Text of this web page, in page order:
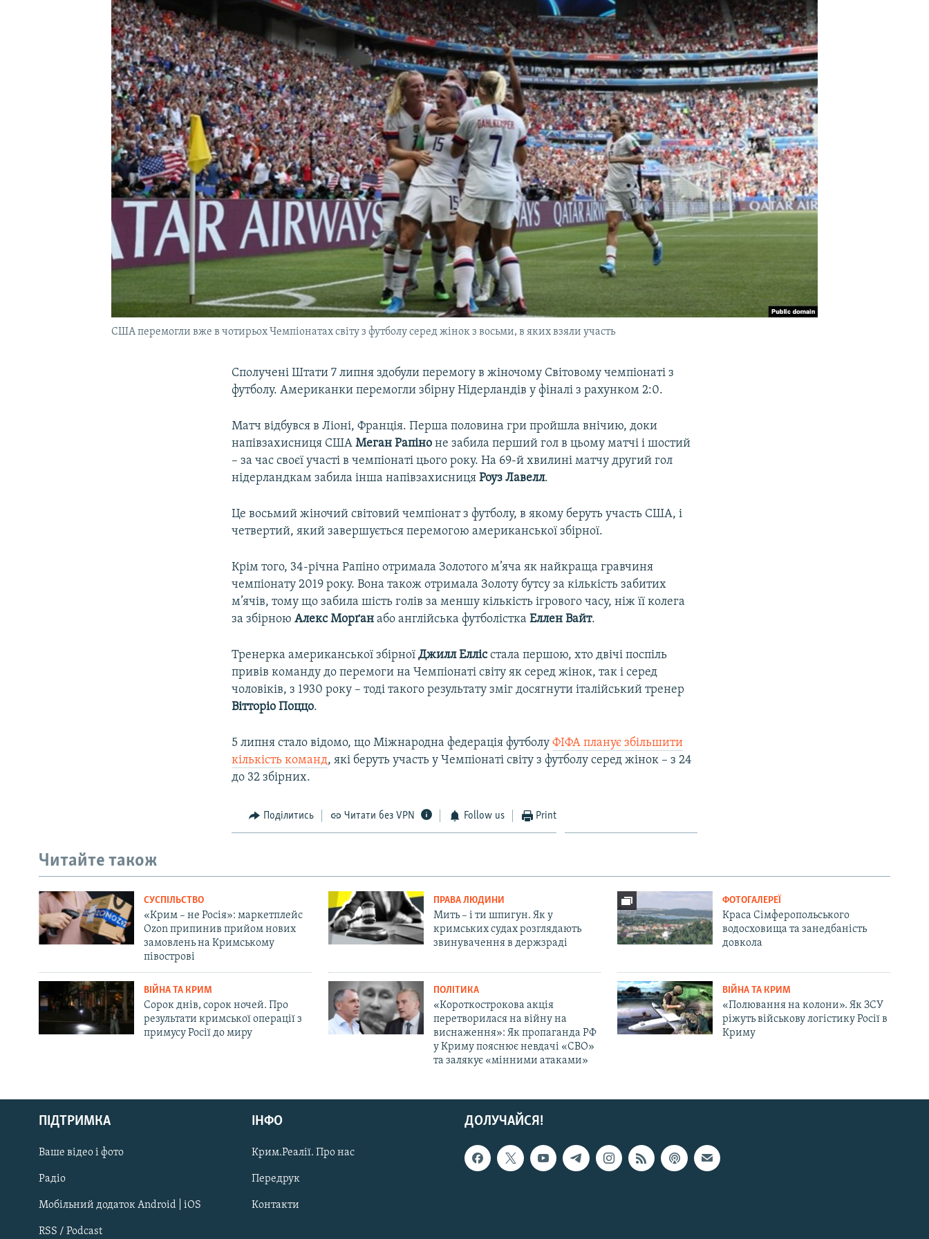
УКРАЇНСЬКА ПРОБЛЕМА КРИМУ
Русский
Qırımtatar
ДОЛУЧАЙСЯ!
США перемогли вже в чотирьох Чемпіонатах світу з футболу серед жінок з восьми, в яких взяли участь
Сполучені Штати 7 липня здобули перемогу в жіночому Світовому чемпіонаті з
футболу. Американки перемогли збірну Нідерландів у фіналі з рахунком 2:0.
Матч відбувся в Ліоні, Франція. Перша половина гри пройшла внічию, доки
напівзахисниця СШАМеган Рапіно не забила перший гол в цьому матчі і шостий
– за час своєї участі в чемпіонаті цього року. На 69-й хвилині матчу другий гол
нідерландкам забила інша напівзахисницяРоуз Лавелл.
Це восьмий жіночий світовий чемпіонат з футболу, в якому беруть участь США, і
четвертий, який завершується перемогою американської збірної.
Крім того, 34-річна Рапіно отримала Золотого м’яча як найкраща гравчиня
чемпіонату 2019 року. Вона також отримала Золоту бутсу за кількість забитих
м’ячів, тому що забила шість голів за меншу кількість ігрового часу, ніж її колега
за збірноюАлекс Морґан або англійська футболістка Еллен Вайт.
Тренерка американської збірної Джилл Еллісстала першою, хто двічі поспіль
привів команду до перемоги на Чемпіонаті світу як серед жінок, так і серед
чоловіків, з 1930 року – тоді такого результату зміг досягнути італійський тренер
Вітторіо Поццо.
5 липня стало відомо, що Міжнародна федерація футболуФІФА планує збільшити
кількість команд, які беруть участь у Чемпіонаті світу з футболу серед жінок – з 24
до 32 збірних.
Поділитись Читати без VPN Follow us Print
Читайте також
СУСПІЛЬСТВО
«Крим – не Росія»: маркетплейс
Ozon припинив прийом нових
замовлень на Кримському
півострові
ПРАВА ЛЮДИНИ
Мить – і ти шпигун. Як у
кримських судах розглядають
звинувачення в держзраді
ФОТОГАЛЕРЕЇ
Краса Сімферопольського
водосховища та занедбаність
довкола
ВІЙНА ТА КРИМ
Сорок днів, сорок ночей. Про
результати кримської операції з
примусу Росії до миру
ПОЛІТИКА
«Короткострокова акція
перетворилася на війну на
виснаження»: Як пропаганда РФ
у Криму пояснює невдачі «СВО»
та залякує «мінними атаками»
ВІЙНА ТА КРИМ
«Полювання на колони». Як ЗСУ
ріжуть військову логістику Росії в
Криму
ДОЛУЧАЙСЯ!
ПІДТРИМКА
Ваше відео і фото
Радіо
Мобільний додаток Android | iOS
RSS / Podcast
ІНФО
Крим.Реалії. Про нас
Передрук
Контакти